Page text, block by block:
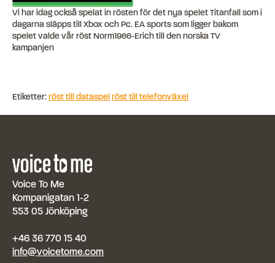
Vi har idag också spelat in rösten för det nya spelet Titanfall som i
dagarna släpps till Xbox och Pc. EA sports som ligger bakom
spelet valde vår röst Norm1966-Erich till den norska TV
kampanjen
Etiketter:röst till dataspelröst till telefonväxel
Voice To Me
Kompanigatan 1-2
553 05 Jönköping
+46 36 770 15 40
info@voicetome.com